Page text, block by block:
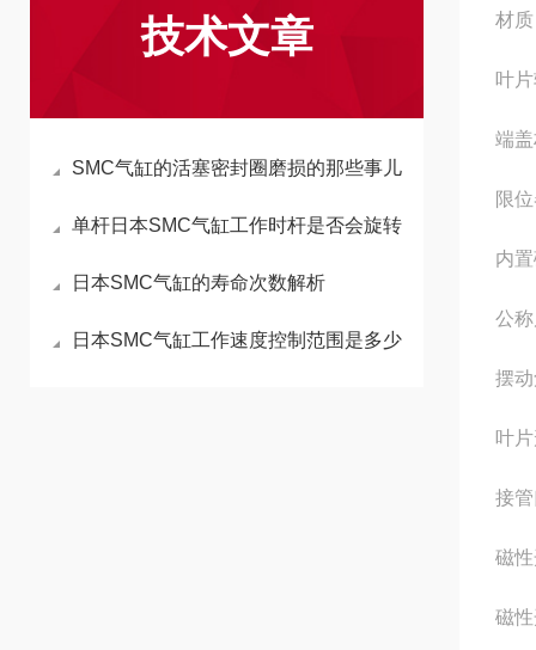
技术文章
SMC气缸的活塞密封圈磨损的那些事儿
单杆日本SMC气缸工作时杆是否会旋转
日本SMC气缸的寿命次数解析
日本SMC气缸工作速度控制范围是多少
材
叶
端
限
内
公
摆
叶
接
磁
磁